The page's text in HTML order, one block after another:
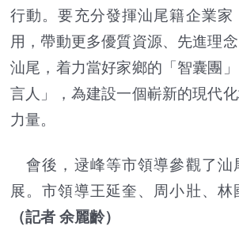
行動。要充分發揮汕尾籍企業家
用，帶動更多優質資源、先進理
汕尾，着力當好家鄉的「智囊團
言人」，為建設一個嶄新的現代
力量。
會後，逯峰等市領導參觀了汕
展。市領導王延奎、周小壯、林
（記者 余麗齡）